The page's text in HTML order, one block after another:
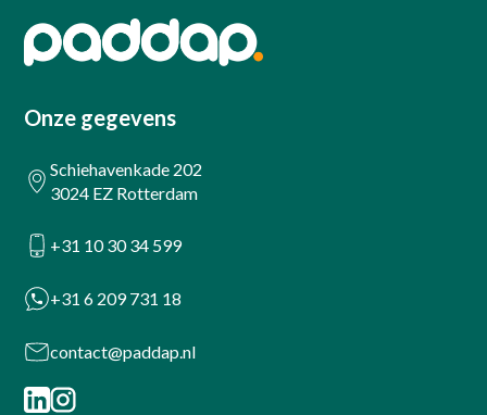
Onze gegevens
Schiehavenkade 202
3024 EZ Rotterdam
+31 10 30 34 599
+31 6 209 731 18
contact@paddap.nl